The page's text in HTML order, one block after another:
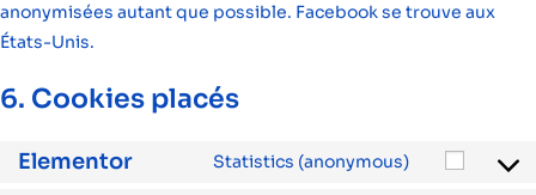
anonymisées autant que possible. Facebook se trouve aux
États-Unis.
6. Cookies placés
Elementor Statistics (anonymous)